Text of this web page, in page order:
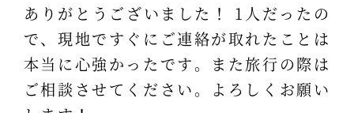
ありがとうございました！ 1人だったの
で、現地ですぐにご連絡が取れたことは
本当に心強かったです。また旅行の際は
ご相談させてください。よろしくお願い